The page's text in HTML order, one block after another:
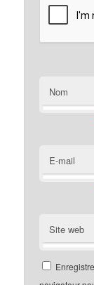
Nom
E-mail
Site web